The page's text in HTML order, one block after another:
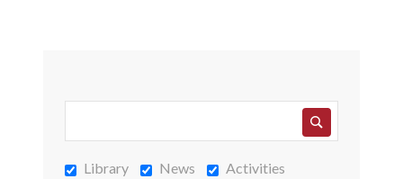
Library News Activities